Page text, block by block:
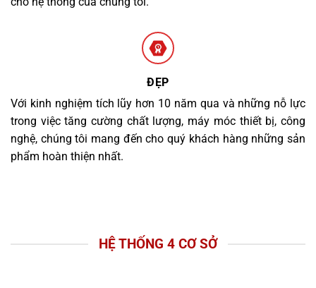
ĐẸP
Với kinh nghiệm tích lũy hơn 10 năm qua và những nỗ lực
trong việc tăng cường chất lượng, máy móc thiết bị, công
nghệ, chúng tôi mang đến cho quý khách hàng những sản
phẩm hoàn thiện nhất.
HỆ THỐNG 4 CƠ SỞ